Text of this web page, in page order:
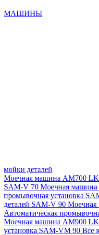
МАШИНЫ
мойки деталей
Моечная машина AM700 LK
SAM-V 70 Моечная
промывочная установка
деталей SAM-V 90
Автоматическая
Моечная машина AM900 LK
установка SAM-VM 90 Все